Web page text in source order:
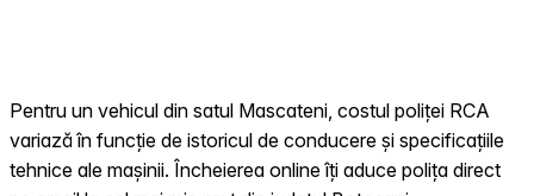
Pentru un vehicul din satul Mascateni, costul poliței RCA
variază în funcție de istoricul de conducere și specificațiile
tehnice ale mașinii. Încheierea online îți aduce polița direct